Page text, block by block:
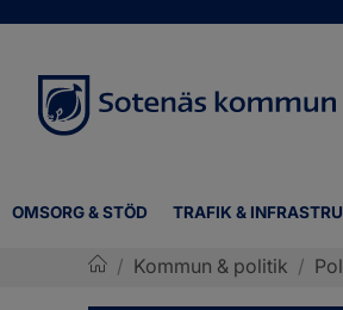
OMSORG & STÖD TRAFIK &
/ Kommun & politik /